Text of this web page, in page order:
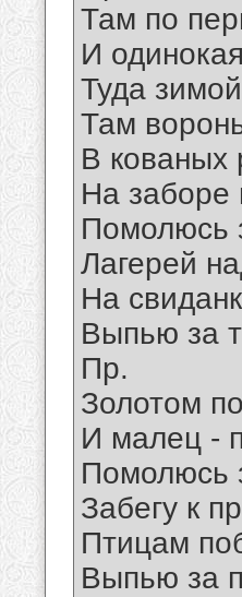
Там по
И
Туда
Там
В кованых
На заборе
Помолюсь
Лагерей
На
Выпью за
Пр.
Золотом
И малец -
Помолюсь
Забегу к
Птицам
Выпью за